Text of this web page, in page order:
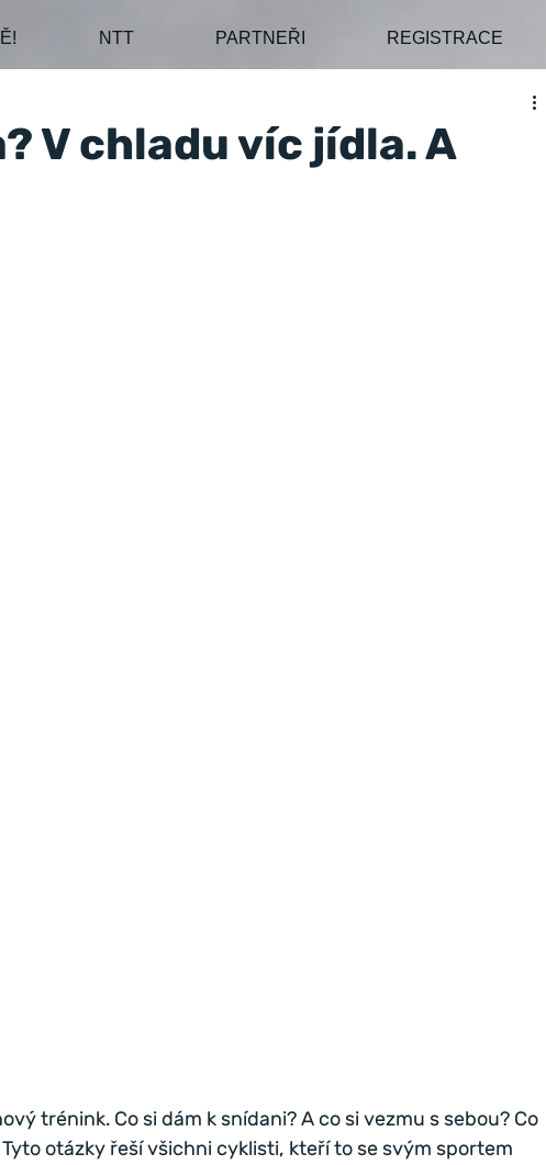
NTT PARTNEŘI REGISTRACE
V chladu víc jídla. A
trénink. Co si dám k snídani? A co si vezmu s sebou? Co
otázky řeší všichni cyklisti, kteří to se svým sportem